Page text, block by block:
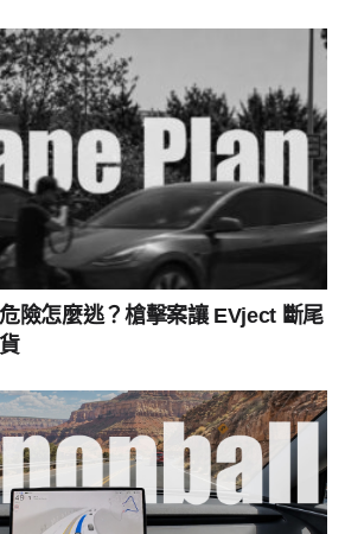
險怎麼逃？槍擊案讓 EVject 斷尾